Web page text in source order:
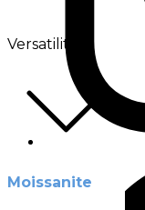
Versatilité
Moissanite